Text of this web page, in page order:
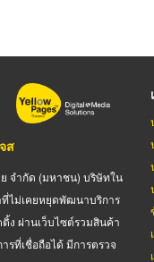
ส
จำกัด (มหาชน) บริษัทใน
ที่ไม่เคยหยุดพัฒนาบริการ
ง ผ่านเว็บไซต์รวมสินค้า
รที่เชื่อถือได้ มีการตรวจ